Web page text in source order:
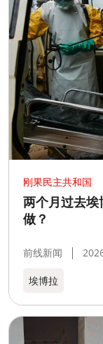
刚果民主共和国
两个月过去埃
做？
前线新闻
埃博拉